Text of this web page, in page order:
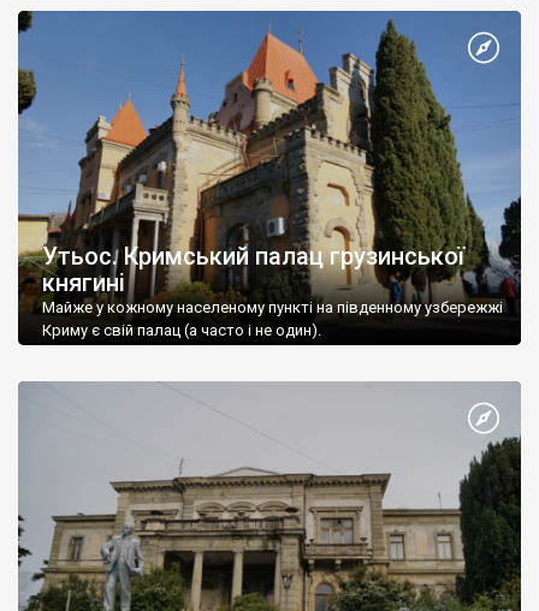
Утьос. Кримський палац грузинської
княгині
Майже у кожному населеному пункті на південному узбережжі
Криму є свій палац (а часто і не один).